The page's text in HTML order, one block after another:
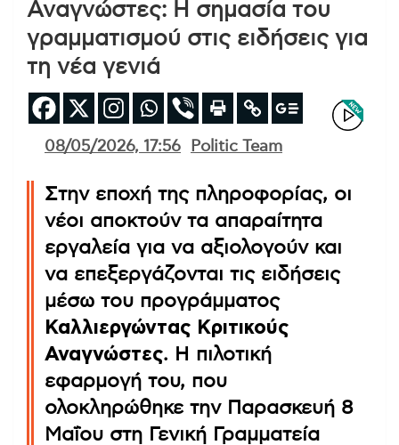
Αναγνώστες: Η σημασία του
γραμματισμού στις ειδήσεις για
τη νέα γενιά
08/05/2026, 17:56 Politic Team
Στην εποχή της πληροφορίας, οι
νέοι αποκτούν τα απαραίτητα
εργαλεία για να αξιολογούν και
να επεξεργάζονται τις ειδήσεις
μέσω του προγράμματος
Καλλιεργώντας Κριτικούς
Αναγνώστες. Η πιλοτική
εφαρμογή του, που
ολοκληρώθηκε την Παρασκευή 8
Μαΐου στη Γενική Γραμματεία